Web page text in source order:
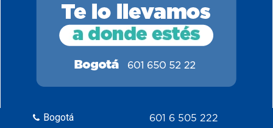
Bogotá
601 6 505 222